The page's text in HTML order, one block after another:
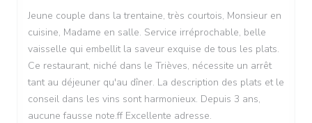
Jeune couple dans la trentaine, très courtois, Monsieur en
cuisine, Madame en salle. Service irréprochable, belle
vaisselle qui embellit la saveur exquise de tous les plats.
Ce restaurant, niché dans le Trièves, nécessite un arrêt
tant au déjeuner qu'au dîner. La description des plats et le
conseil dans les vins sont harmonieux. Depuis 3 ans,
aucune fausse note.ff Excellente adresse.